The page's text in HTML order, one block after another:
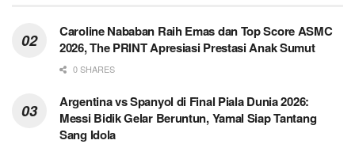
Caroline Nababan Raih Emas dan Top Score ASMC
2026, The PRINT Apresiasi Prestasi Anak Sumut
0 SHARES
Argentina vs Spanyol di Final Piala Dunia 2026:
Messi Bidik Gelar Beruntun, Yamal Siap Tantang
Sang Idola